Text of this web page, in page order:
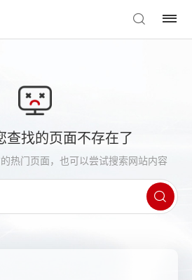
查找的页面不存在了
热门页面，也可以尝试搜索网站内容